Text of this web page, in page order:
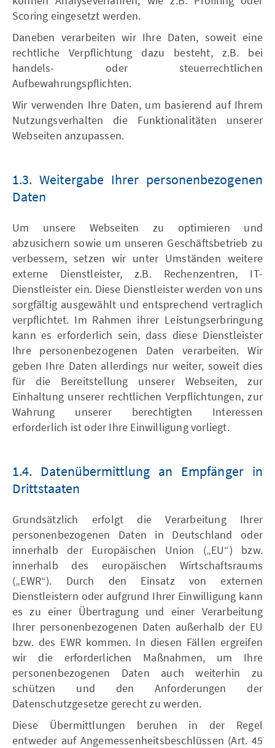
Scoring eingesetzt werden.
Daneben verarbeiten wir Ihre Daten, soweit eine
rechtliche Verpflichtung dazu besteht, z.B. bei
handels- oder steuerrechtlichen
Aufbewahrungspflichten.
Wir verwenden Ihre Daten, um basierend auf Ihrem
Nutzungsverhalten die Funktionalitäten unserer
Webseiten anzupassen.
1.3. Weitergabe Ihrer personenbezogenen
Daten
Um unsere Webseiten zu optimieren und
abzusichern sowie um unseren Geschäftsbetrieb zu
verbessern, setzen wir unter Umständen weitere
externe Dienstleister, z.B. Rechenzentren, IT-
Dienstleister ein. Diese Dienstleister werden von uns
sorgfältig ausgewählt und entsprechend vertraglich
verpflichtet. Im Rahmen ihrer Leistungserbringung
kann es erforderlich sein, dass diese Dienstleister
Ihre personenbezogenen Daten verarbeiten. Wir
geben Ihre Daten allerdings nur weiter, soweit dies
für die Bereitstellung unserer Webseiten, zur
Einhaltung unserer rechtlichen Verpflichtungen, zur
Wahrung unserer berechtigten Interessen
erforderlich ist oder Ihre Einwilligung vorliegt.
1.4. Datenübermittlung an Empfänger in
Drittstaaten
Grundsätzlich erfolgt die Verarbeitung Ihrer
personenbezogenen Daten in Deutschland oder
innerhalb der Europäischen Union („EU“) bzw.
innerhalb des europäischen Wirtschaftsraums
(„EWR“). Durch den Einsatz von externen
Dienstleistern oder aufgrund Ihrer Einwilligung kann
es zu einer Übertragung und einer Verarbeitung
Ihrer personenbezogenen Daten außerhalb der EU
bzw. des EWR kommen. In diesen Fällen ergreifen
wir die erforderlichen Maßnahmen, um Ihre
personenbezogenen Daten auch weiterhin zu
schützen und den Anforderungen der
Datenschutzgesetze gerecht zu werden.
Diese Übermittlungen beruhen in der Regel
entweder auf Angemessenheitsbeschlüssen (Art. 45